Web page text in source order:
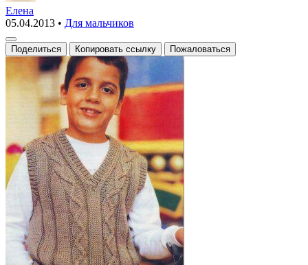
жилет
для
мальчика
7
лет
Елена
05.04.2013 • Для мальчиков
Поделиться Копировать ссылку Пожаловаться